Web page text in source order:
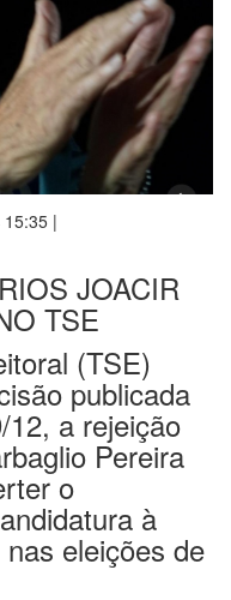
|
JOACIR
TSE
(TSE)
publicada
a rejeição
Pereira
o
à
eleições de